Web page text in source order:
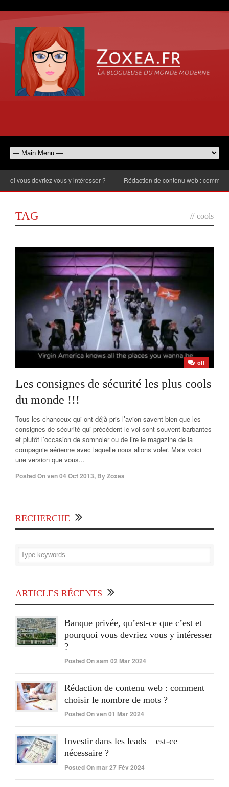
devriez vous y intéresser ? Rédaction de contenu web : comment
TAG // cools
off
Les consignes de sécurité les plus cools
du monde !!!
Tous les chanceux qui ont déjà pris l’avion savent bien que les
consignes de sécurité qui précèdent le vol sont souvent barbantes
et plutôt l’occasion de somnoler ou de lire le magazine de la
compagnie aérienne avec laquelle nous allons voler. Mais voici
une version que vous...
Posted Onven 04 Oct 2013, ByZoxea
RECHERCHE
ARTICLES RÉCENTS
Banque privée, qu’est-ce que c’est et
pourquoi vous devriez vous y intéresser
?
Posted On sam 02 Mar 2024
Rédaction de contenu web : comment
choisir le nombre de mots ?
Posted On ven 01 Mar 2024
Investir dans les leads – est-ce
nécessaire ?
Posted On mar 27 Fév 2024